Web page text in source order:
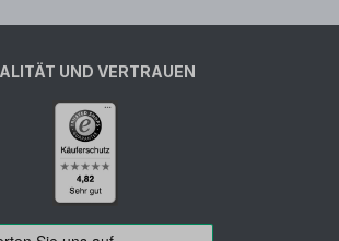
UND VERTRAUEN